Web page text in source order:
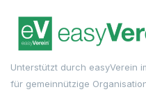
Unterstützt durch easyVerein
für gemeinnützige